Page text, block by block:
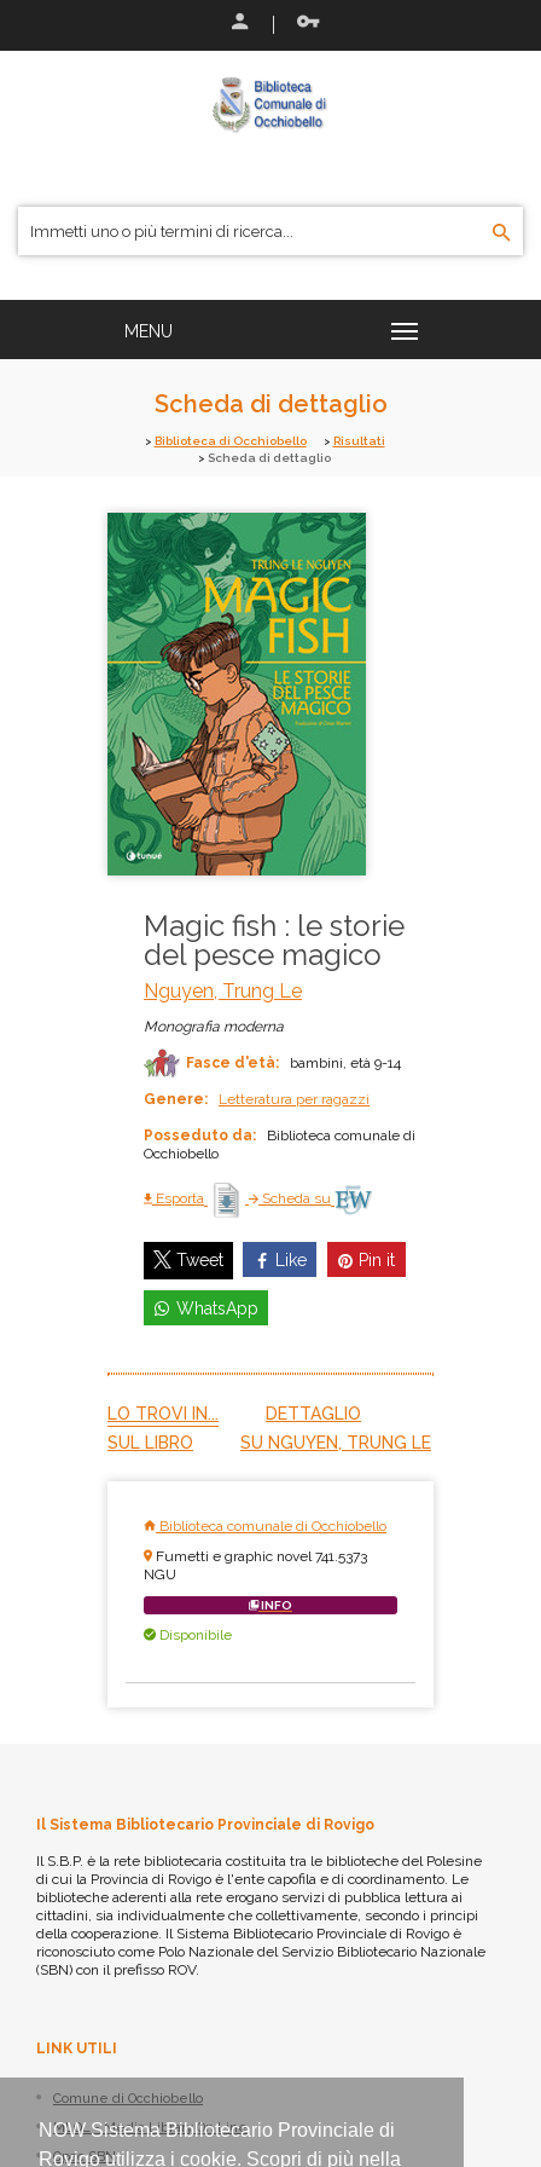
NOW Sistema Bibliotecario Provinciale di
Rovigo utilizza i cookie. Scopri di più nella
Scheda di dettaglio
Biblioteca di Occhiobello
Risultati
Scheda di dettaglio
Magic fish : le storie
del pesce magico
Nguyen, Trung Le
Monografia moderna
Fasce d'età: bambini, età 9-14
Genere: Letteratura per ragazzi
Posseduto da:
Biblioteca comunale di
Occhiobello
Esporta Scheda su
Tweet Like Pin it
WhatsApp
LO TROVI IN...
DETTAGLIO
SUL LIBRO
SU NGUYEN, TRUNG LE
Biblioteca comunale di Occhiobello
Fumetti e graphic novel 741.5373
NGU
INFO
Disponibile
Il Sistema Bibliotecario Provinciale di Rovigo
Il S.B.P. è la rete bibliotecaria costituita tra le biblioteche del Polesine
di cui la Provincia di Rovigo è l'ente capofila e di coordinamento. Le
biblioteche aderenti alla rete erogano servizi di pubblica lettura ai
cittadini, sia individualmente che collettivamente, secondo i principi
della cooperazione. Il Sistema Bibliotecario Provinciale di Rovigo è
riconosciuto come Polo Nazionale del Servizio Bibliotecario Nazionale
(SBN) con il prefisso ROV.
LINK UTILI
Comune di Occhiobello
MLOL - Media Library On Line
Opac SBN